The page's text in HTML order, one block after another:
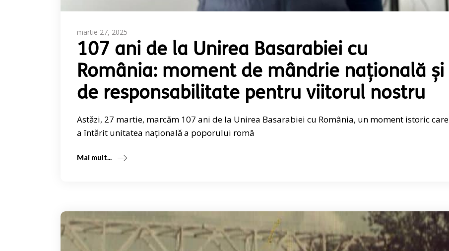
martie 27, 2025
107 ani de la Unirea Basarabiei cu
România: moment de mândrie națională și
de responsabilitate pentru viitorul nostru
Astăzi, 27 martie, marcăm 107 ani de la Unirea Basarabiei cu România, un moment istoric care
a întărit unitatea națională a poporului româ
Mai mult...